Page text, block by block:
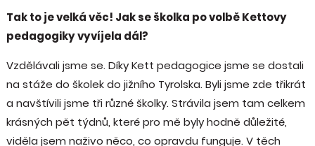
Tak to je velká věc! Jak se školka po volbě Kettovy
pedagogiky vyvíjela dál?
Vzdělávali jsme se. Díky Kett pedagogice jsme se dostali
na stáže do školek do jižního Tyrolska. Byli jsme zde třikrát
a navštívili jsme tři různé školky. Strávila jsem tam celkem
krásných pět týdnů, které pro mě byly hodně důležité,
viděla jsem naživo něco, co opravdu funguje. V těch